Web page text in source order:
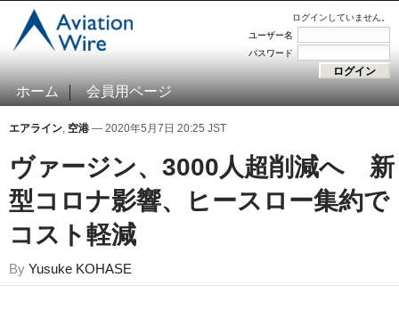
ログインしていません。
ユーザー名
パスワード
ホーム 会員用ページ
エアライン, 空港 — 2020年5月7日 20:25 JST
ヴァージン、3000人超削減へ 新
型コロナ影響、ヒースロー集約で
コスト軽減
By Yusuke KOHASE